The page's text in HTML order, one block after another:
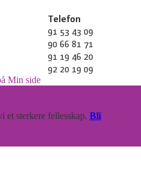
Telefon
91 53 43 09
90 66 81 71
91 19 46 20
92 20 19 09
Min side
et sterkere fellesskap. Bli